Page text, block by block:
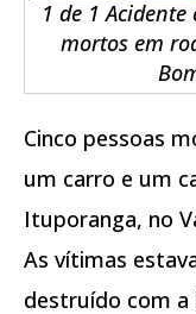
1 de 1
mortos em
Cinco pessoas
um carro e um
Ituporanga, no
As vítimas
destruído com